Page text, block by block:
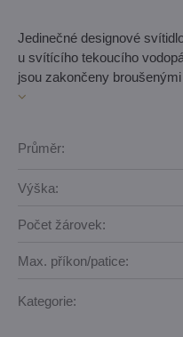
Jedinečné designové
u svítícího tekoucího
jsou zakončeny
Průměr:
Výška:
Počet žárovek:
Max. příkon/patice:
Kategorie: